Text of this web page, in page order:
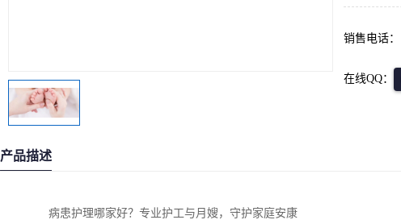
销售电话：
在线QQ：
产品描述
病患护理哪家好？专业护工与月嫂，守护家庭安康